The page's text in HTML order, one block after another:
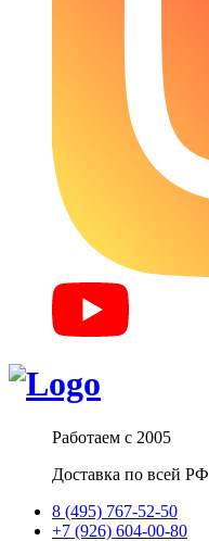
Работаем с 2005
Доставка по всей РФ
8 (495) 767-52-50
+7 (926) 604-00-80